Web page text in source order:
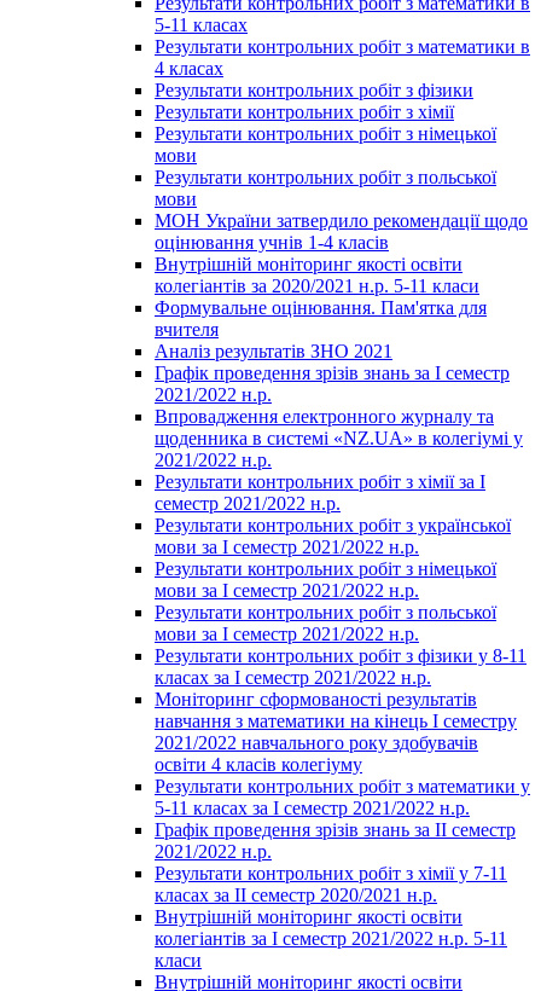
5-11 класах
Результати контрольних робіт з математики в
4 класах
Результати контрольних робіт з фізики
Результати контрольних робіт з хімії
Результати контрольних робіт з німецької
мови
Результати контрольних робіт з польської
мови
МОН України затвердило рекомендації щодо
оцінювання учнів 1-4 класів
Внутрішній моніторинг якості освіти
колегіантів за 2020/2021 н.р. 5-11 класи
Формувальне оцінювання. Пам'ятка для
вчителя
Аналіз результатів ЗНО 2021
Графік проведення зрізів знань за І семестр
2021/2022 н.р.
Впровадження електронного журналу та
щоденника в системі «NZ.UA» в колегіумі у
2021/2022 н.р.
Результати контрольних робіт з хімії за І
семестр 2021/2022 н.р.
Результати контрольних робіт з української
мови за І семестр 2021/2022 н.р.
Результати контрольних робіт з німецької
мови за І семестр 2021/2022 н.р.
Результати контрольних робіт з польської
мови за І семестр 2021/2022 н.р.
Результати контрольних робіт з фізики у 8-11
класах за І семестр 2021/2022 н.р.
Моніторинг сформованості результатів
навчання з математики на кінець І семестру
2021/2022 навчального року здобувачів
освіти 4 класів колегіуму
Результати контрольних робіт з математики у
5-11 класах за І семестр 2021/2022 н.р.
Графік проведення зрізів знань за ІІ семестр
2021/2022 н.р.
Результати контрольних робіт з хімії у 7-11
класах за ІІ семестр 2020/2021 н.р.
Внутрішній моніторинг якості освіти
колегіантів за І семестр 2021/2022 н.р. 5-11
класи
Внутрішній моніторинг якості освіти